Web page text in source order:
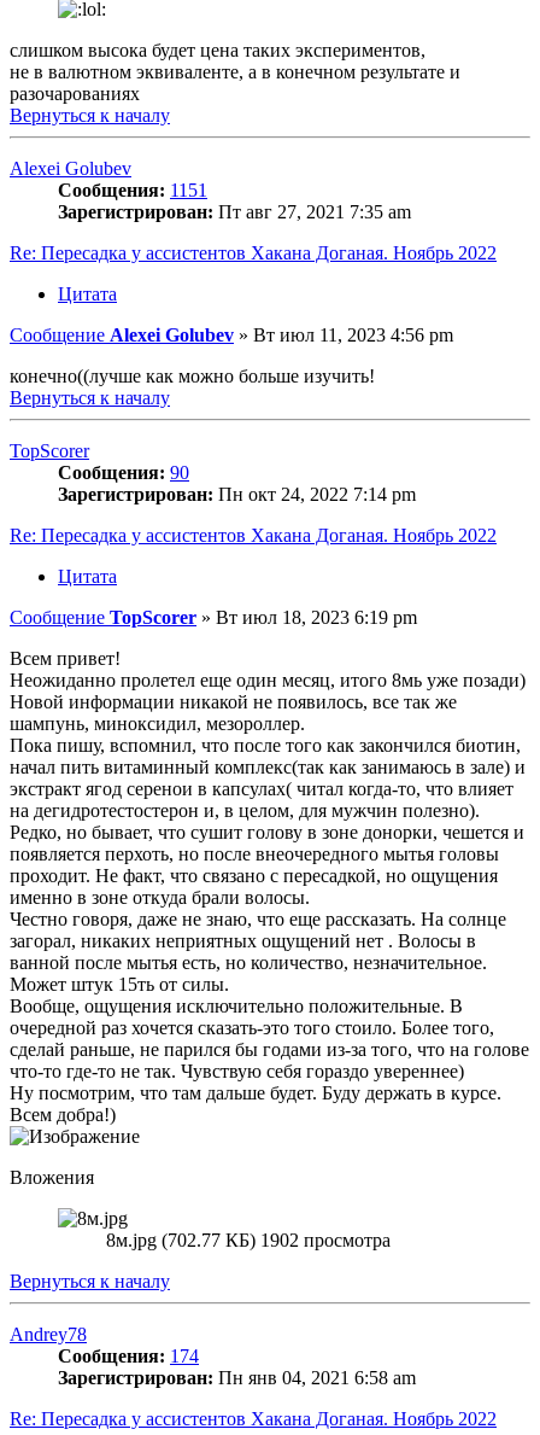
слишком высока будет цена таких экспериментов,
не в валютном эквиваленте, а в конечном результате и
разочарованиях
Вернуться к началу
Alexei Golubev
Сообщения: 1151
Зарегистрирован: Пт авг 27, 2021 7:35 am
Re: Пересадка у ассистентов Хакана Доганая. Ноябрь 2022
Цитата
Сообщение Alexei Golubev » Вт июл 11, 2023 4:56 pm
конечно((лучше как можно больше изучить!
Вернуться к началу
TopScorer
Сообщения: 90
Зарегистрирован: Пн окт 24, 2022 7:14 pm
Re: Пересадка у ассистентов Хакана Доганая. Ноябрь 2022
Цитата
Сообщение TopScorer » Вт июл 18, 2023 6:19 pm
Всем привет!
Неожиданно пролетел еще один месяц, итого 8мь уже позади)
Новой информации никакой не появилось, все так же
шампунь, миноксидил, мезороллер.
Пока пишу, вспомнил, что после того как закончился биотин,
начал пить витаминный комплекс(так как занимаюсь в зале) и
экстракт ягод серенои в капсулах( читал когда-то, что влияет
на дегидротестостерон и, в целом, для мужчин полезно).
Редко, но бывает, что сушит голову в зоне донорки, чешется и
появляется перхоть, но после внеочередного мытья головы
проходит. Не факт, что связано с пересадкой, но ощущения
именно в зоне откуда брали волосы.
Честно говоря, даже не знаю, что еще рассказать. На солнце
загорал, никаких неприятных ощущений нет . Волосы в
ванной после мытья есть, но количество, незначительное.
Может штук 15ть от силы.
Вообще, ощущения исключительно положительные. В
очередной раз хочется сказать-это того стоило. Более того,
сделай раньше, не парился бы годами из-за того, что на голове
что-то где-то не так. Чувствую себя гораздо увереннее)
Ну посмотрим, что там дальше будет. Буду держать в курсе.
Всем добра!)
Вложения
8м.jpg (702.77 КБ) 1902 просмотра
Вернуться к началу
Andrey78
Сообщения: 174
Зарегистрирован: Пн янв 04, 2021 6:58 am
Re: Пересадка у ассистентов Хакана Доганая. Ноябрь 2022